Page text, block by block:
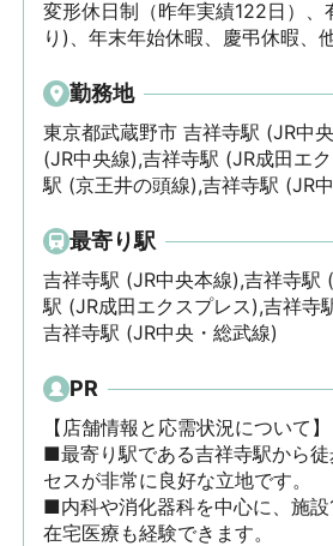
変形休日制（昨年実績122日）、
り)、年末年始休暇、慶弔休暇、
勤務地
東京都武蔵野市 吉祥寺駅 (JR中
(JR中央線),吉祥寺駅 (JR成田エ
駅 (京王井の頭線),吉祥寺駅 (JR
最寄り駅
吉祥寺駅 (JR中央本線),吉祥寺駅
駅 (JR成田エクスプレス),吉祥寺
吉祥寺駅 (JR中央・総武線)
PR
【店舗情報と応需状況について】
■最寄り駅である吉祥寺駅から
セスが非常に良好な立地です。
■内科や消化器科を中心に、施
在宅医療も経験できます。